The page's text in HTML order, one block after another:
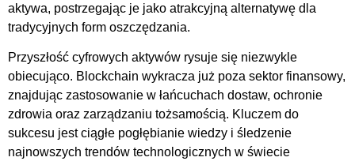
aktywa, postrzegając je jako atrakcyjną alternatywę dla
tradycyjnych form oszczędzania.
Przyszłość cyfrowych aktywów rysuje się niezwykle
obiecująco. Blockchain wykracza już poza sektor finansowy,
znajdując zastosowanie w łańcuchach dostaw, ochronie
zdrowia oraz zarządzaniu tożsamością. Kluczem do
sukcesu jest ciągłe pogłębianie wiedzy i śledzenie
najnowszych trendów technologicznych w świecie